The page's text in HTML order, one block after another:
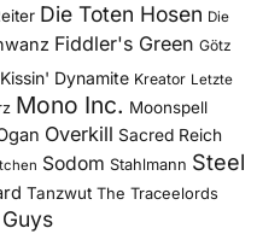
Die Toten Hosen Die
Fiddler's Green Götz
Kissin' Dynamite Kreator Letzte
Mono Inc. Moonspell
Overkill Sacred Reich
Sodom Stahlmann Steel
Tanzwut The Traceelords